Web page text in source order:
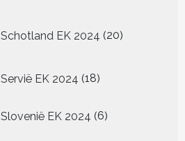
Schotland EK 2024 20
producten
Servië EK 2024 1818
Slovenië EK 2024 66